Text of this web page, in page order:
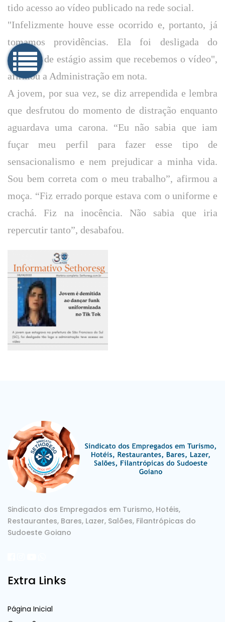
tido acesso ao vídeo publicado na rede social.
"Infelizmente houve esse ocorrido e, portanto, já
tomamos providências. Ela foi desligada do
contrato de estágio assim que recebemos o vídeo",
afirmou a Administração em nota.
A jovem, por sua vez, se diz arrependida e lembra
que desfrutou do momento de distração enquanto
aguardava uma carona. “Eu não sabia que iam
fuçar meu perfil para fazer esse tipo de
sensacionalismo e nem prejudicar a minha vida.
Sou bem correta com o meu trabalho”, afirmou a
moça. “Fiz errado porque estava com o uniforme e
crachá. Fiz na inocência. Não sabia que iria
repercutir tanto”, desabafou.
Sindicato dos Empregados em Turismo, Hotéis,
Restaurantes, Bares, Lazer, Salões, Filantrópicas do
Sudoeste Goiano
Extra Links
Página Inicial